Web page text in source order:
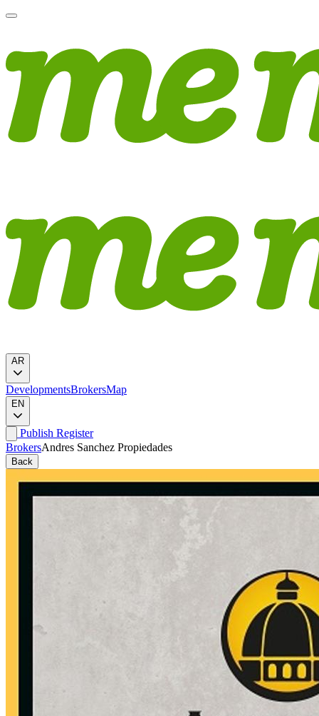
AR
DevelopmentsBrokersMap
EN
Publish Register
BrokersAndres Sanchez Propiedades
Back